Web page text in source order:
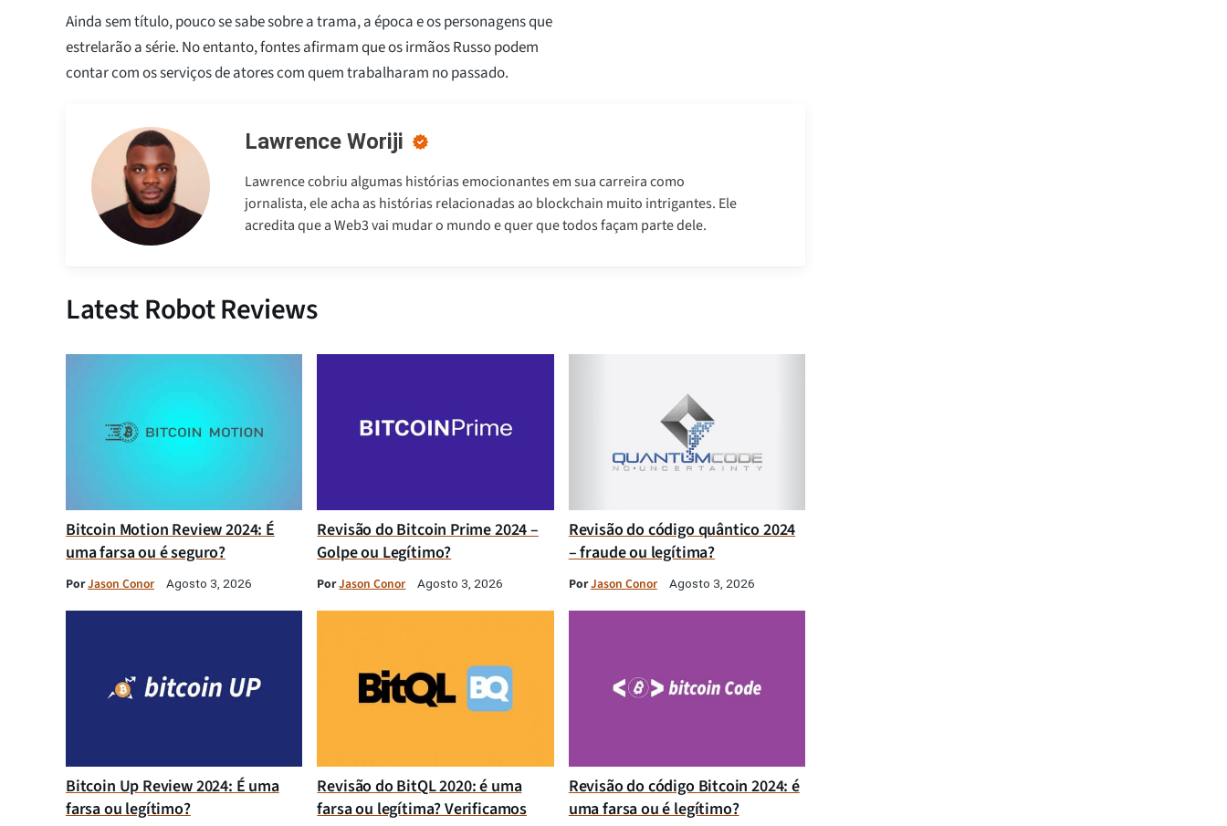
Ainda sem título, pouco se sabe sobre a trama, a época e os personagens que
estrelarão a série. No entanto, fontes afirmam que os irmãos Russo podem
contar com os serviços de atores com quem trabalharam no passado.
Lawrence Woriji
Lawrence cobriu algumas histórias emocionantes em sua carreira como
jornalista, ele acha as histórias relacionadas ao blockchain muito intrigantes. Ele
acredita que a Web3 vai mudar o mundo e quer que todos façam parte dele.
Latest Robot Reviews
Bitcoin Motion Review 2024: É
uma farsa ou é seguro?
PorJason Conor Agosto 3, 2026
Revisão do Bitcoin Prime 2024 –
Golpe ou Legítimo?
PorJason Conor Agosto 3, 2026
Revisão do código quântico 2024
– fraude ou legítima?
PorJason Conor Agosto 3, 2026
Bitcoin Up Review 2024: É uma
farsa ou legítimo?
Revisão do BitQL 2020: é uma
farsa ou legítima? Verificamos
Revisão do código Bitcoin 2024: é
uma farsa ou é legítimo?